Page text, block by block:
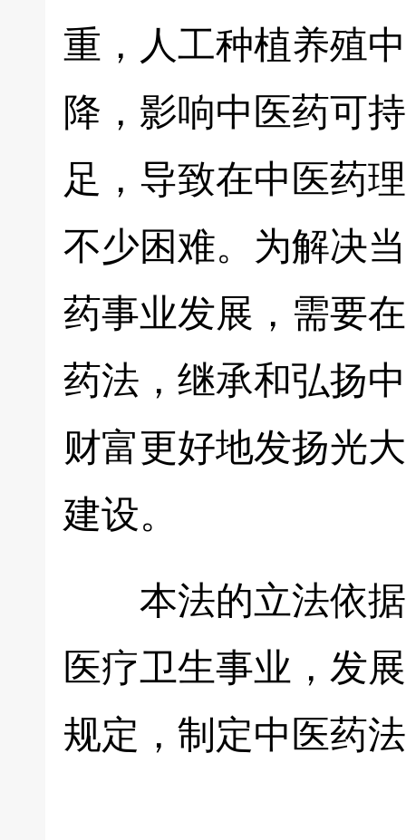
重，人工种植养殖
降，影响中医药可
足，导致在中医药
不少困难。为解决
药事业发展，需要
药法，继承和弘扬
财富更好地发扬光
建设。
本法的立法依据
医疗卫生事业，发
规定，制定中医药